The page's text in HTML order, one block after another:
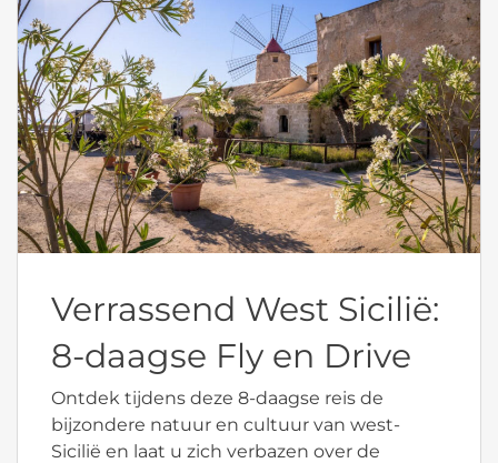
Verrassend West Sicilië:
8-daagse Fly en Drive
Ontdek tijdens deze 8-daagse reis de
bijzondere natuur en cultuur van west-
Sicilië en laat u zich verbazen over de